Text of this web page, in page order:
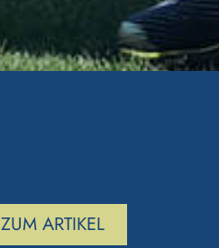
ZUM ARTIKEL